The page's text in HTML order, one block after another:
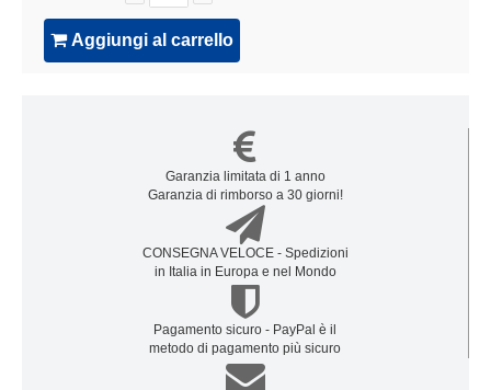
Aggiungi al carrello
Garanzia limitata di 1 anno
Garanzia di rimborso a 30 giorni!
CONSEGNA VELOCE - Spedizioni
in Italia in Europa e nel Mondo
Pagamento sicuro - PayPal è il
metodo di pagamento più sicuro